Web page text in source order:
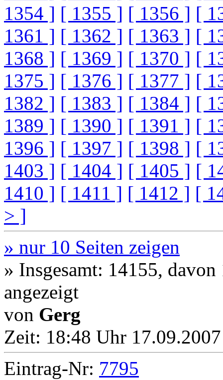
1354 ] [ 1355 ] [ 1356 ] [
1361 ] [ 1362 ] [ 1363 ] [
1368 ] [ 1369 ] [ 1370 ] [
1375 ] [ 1376 ] [ 1377 ] [
1382 ] [ 1383 ] [ 1384 ] [
1389 ] [ 1390 ] [ 1391 ] [
1396 ] [ 1397 ] [ 1398 ] [
1403 ] [ 1404 ] [ 1405 ] [
1410 ] [ 1411 ] [ 1412 ] [
> ]
» nur 10 Seiten zeigen
» Insgesamt: 14155,
angezeigt
von Gerg
Zeit: 18:48 Uhr
Eintrag-Nr: 7795